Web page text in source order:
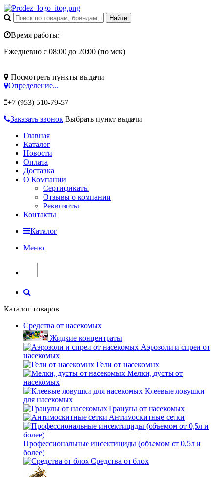
Время работы:
Ежедневно с 08:00 до 20:00 (по мск)
Посмотреть пункты выдачи
Определение...
+7 (953) 510-79-57
Заказать звонок Выбрать пункт выдачи
Главная
Каталог
Новости
Оплата
Доставка
О Компании
Сертификаты
Отзывы о компании
Реквизиты
Контакты
Каталог
Меню
Каталог товаров
Средства от насекомых
Жидкие концентраты
Аэрозоли и спреи от
насекомых
Гели от насекомых
Мелки, дусты от
насекомых
Клеевые ловушки
для насекомых
Гранулы от насекомых
Антимоскитные сетки
Профессиональные инсектициды (объемом от 0,5л и
более)
Средства от блох